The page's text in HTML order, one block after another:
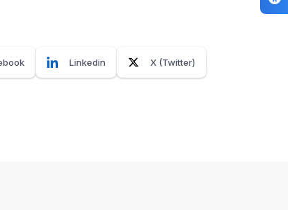
Linkedin X (Twitter)